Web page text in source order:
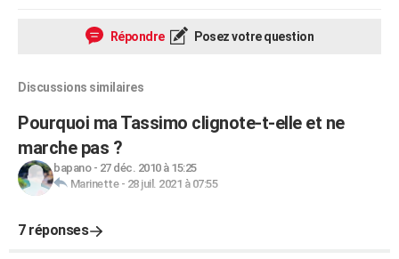
Répondre Posez votre question
Discussions similaires
Pourquoi ma Tassimo clignote-t-elle et ne
marche pas ?
bapano- 27 déc. 2010 à 15:25
Marinette- 28 juil. 2021 à 07:55
7 réponses